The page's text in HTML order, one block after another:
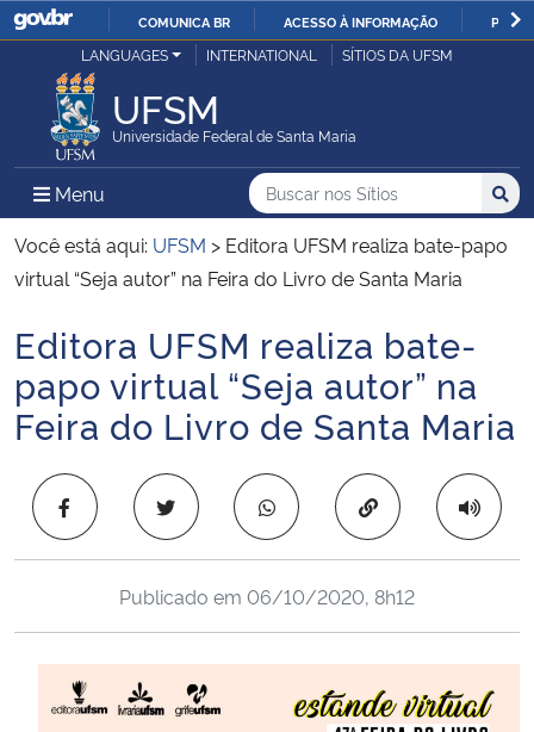
IR
COMUNICA BR ACESSO À INFORMAÇÃO
Ministério da Justiça e Segurança Pública
Ministério da Defesa
Ministério das Relações Exteriores
Ministério da Infraestrutura
Ministério da Agricultura, Pecuária e Abastecimento
Ministério da Educação
Ministério de Minas e Energia
LANGUAGES INTERNATIONAL SÍTIOS DA UFSM
UFSM
Universidade Federal de Santa Maria
Menu Menu Principal do Sítio
Busca
Buscar no nos Sítios
Busca:
Você está aqui: UFSM > Editora UFSM realiza bate-papo
virtual “Seja autor” na Feira do Livro de Santa Maria
Início do conteúdo
Editora UFSM realiza bate-
papo virtual “Seja autor” na
Feira do Livro de Santa Maria
Copiar para área
Publicado em 06/10/2020, 8h12